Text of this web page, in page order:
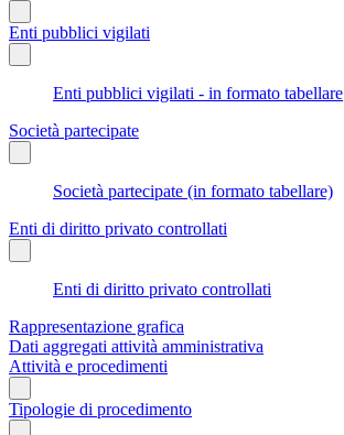
Enti pubblici vigilati
Enti pubblici vigilati - in formato tabellare
Società partecipate
Società partecipate (in formato tabellare)
Enti di diritto privato controllati
Enti di diritto privato controllati
Rappresentazione grafica
Dati aggregati attività amministrativa
Attività e procedimenti
Tipologie di procedimento